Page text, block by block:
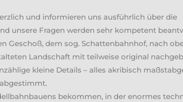
und informieren uns ausführlich über die
unsere Fragen werden sehr kompetent
Geschoß, dem sog. Schattenbahnhof, nach
Landschaft mit teilweise original
kleine Details – alles akribisch
bekommen, in der enormes